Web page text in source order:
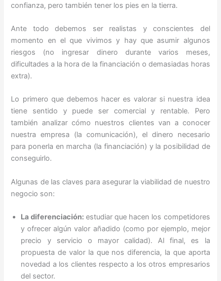
confianza, pero también tener los pies en la tierra.
Ante todo debemos ser realistas y conscientes del
momento en el que vivimos y hay que asumir algunos
riesgos (no ingresar dinero durante varios meses,
dificultades a la hora de la financiación o demasiadas horas
extra).
Lo primero que debemos hacer es valorar si nuestra idea
tiene sentido y puede ser comercial y rentable. Pero
también analizar cómo nuestros clientes van a conocer
nuestra empresa (la comunicación), el dinero necesario
para ponerla en marcha (la financiación) y la posibilidad de
conseguirlo.
Algunas de las claves para asegurar la viabilidad de nuestro
negocio son:
La diferenciación:estudiar que hacen los competidores
y ofrecer algún valor añadido (como por ejemplo, mejor
precio y servicio o mayor calidad). Al final, es la
propuesta de valor la que nos diferencia, la que aporta
novedad a los clientes respecto a los otros empresarios
del sector.